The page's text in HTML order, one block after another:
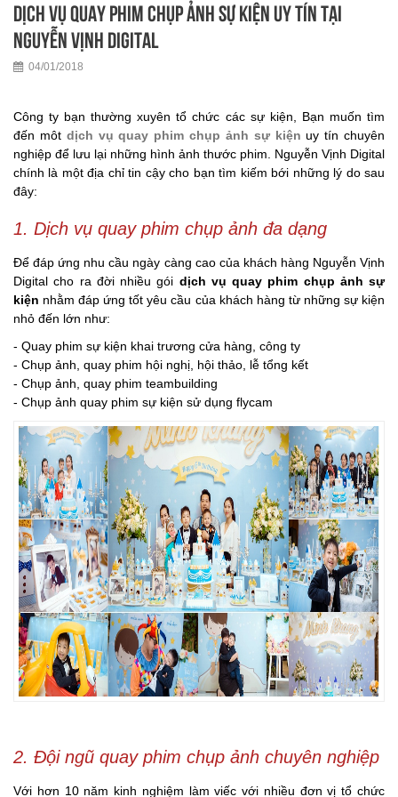
Dịch vụ Quay phim chụp ảnh sự kiện Uy tín tại
Nguyễn Vịnh Digital
04/01/2018
Công ty bạn thường xuyên tổ chức các sự kiện, Bạn muốn tìm
đến môt dịch vụ quay phim chụp ảnh sự kiện uy tín chuyên
nghiệp để lưu lại những hình ảnh thước phim. Nguyễn Vịnh Digital
chính là một địa chỉ tin cậy cho bạn tìm kiếm bới những lý do sau
đây:
1. Dịch vụ quay phim chụp ảnh đa dạng
Để đáp ứng nhu cầu ngày càng cao của khách hàng Nguyễn Vịnh
Digital cho ra đời nhiều gói dịch vụ quay phim chụp ảnh sự
kiện nhằm đáp ứng tốt yêu cầu của khách hàng từ những sự kiện
nhỏ đến lớn như:
- Quay phim sự kiện khai trương cửa hàng, công ty
- Chụp ảnh, quay phim hội nghị, hội thảo, lễ tổng kết
- Chụp ảnh, quay phim teambuilding
- Chụp ảnh quay phim sự kiện sử dụng flycam
2. Đội ngũ quay phim chụp ảnh chuyên nghiệp
Với hơn 10 năm kinh nghiệm làm viếc với nhiều đơn vị tổ chức